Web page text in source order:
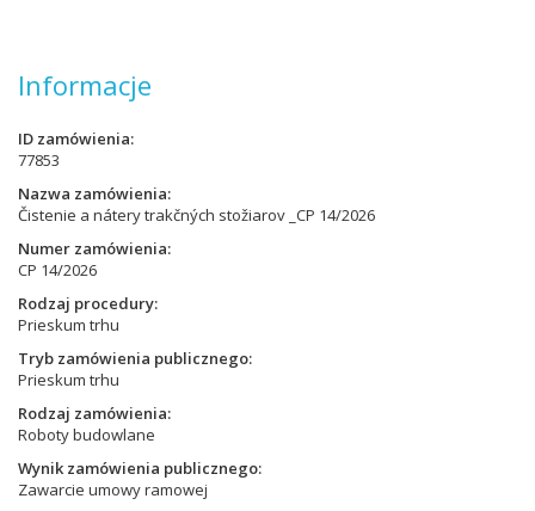
Informacje
ID zamówienia
77853
Nazwa zamówienia
Čistenie a nátery trakčných stožiarov _CP 14/2026
Numer zamówienia
CP 14/2026
Rodzaj procedury
Prieskum trhu
Tryb zamówienia publicznego
Prieskum trhu
Rodzaj zamówienia
Roboty budowlane
Wynik zamówienia publicznego
Zawarcie umowy ramowej